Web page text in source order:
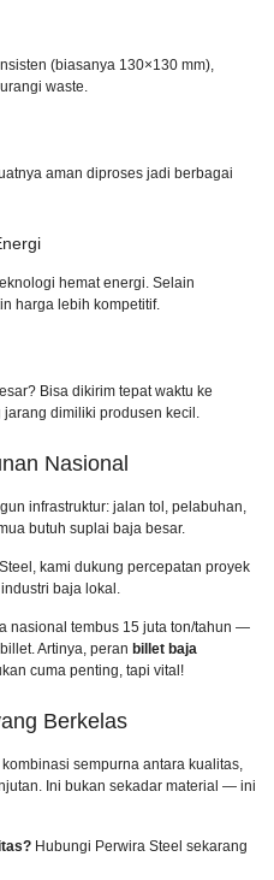
(biasanya 130×130 mm),
waste.
aman diproses jadi berbagai
hemat energi. Selain
harga lebih kompetitif.
Bisa dikirim tepat waktu ke
dimiliki produsen kecil.
Nasional
infrastruktur: jalan tol, pelabuhan,
butuh suplai baja besar.
kami dukung percepatan proyek
baja lokal.
nasional tembus 15 juta ton/tahun —
Artinya, peran billet baja
cuma penting, tapi vital!
Berkelas
sempurna antara kualitas,
Ini bukan sekadar material — ini
Hubungi Perwira Steel sekarang